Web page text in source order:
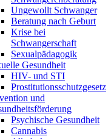
Ungewollt Schwanger
Beratung nach Geburt
Krise bei
Schwangerschaft
Sexualpädagogik
Gesundheit
HIV- und STI
Prostitutionsschutzgesetz
und
Psychische Gesundheit
Cannabis